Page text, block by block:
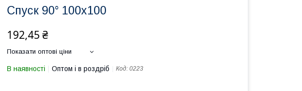
Спуск 90° 100х100
192,45 ₴
Показати оптові ціни
В наявності Оптом і в роздріб Код: 0223